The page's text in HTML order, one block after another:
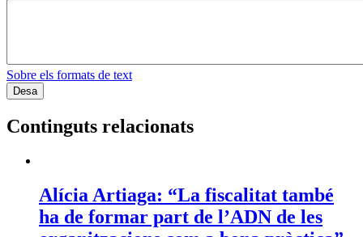
Sobre els formats de text
Continguts relacionats
Alícia Artiaga: “La fiscalitat també
ha de formar part de l’ADN de les